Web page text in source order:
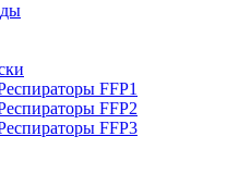
FFP1
FFP2
FFP3